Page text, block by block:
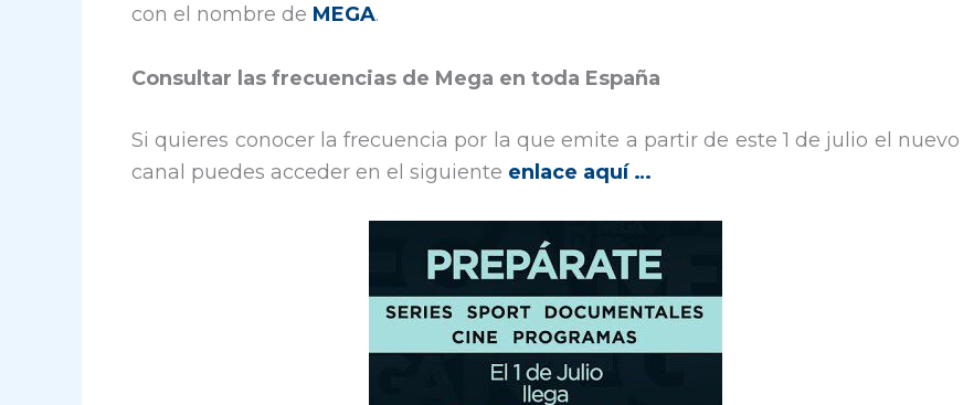
con el nombre de MEGA.
Consultar las frecuencias de Mega en toda España
Si quieres conocer la frecuencia por la que emite a partir de este 1 de julio el nuevo
canal puedes acceder en el siguiente enlace aquí …